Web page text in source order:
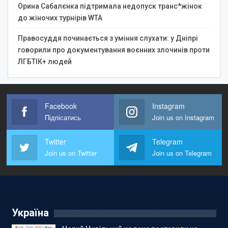
Орина Сабалєнка підтримала недопуск транс*жінок
до жіночих турнірів WTA
Правосуддя починається з уміння слухати: у Дніпрі
говорили про документування воєнних злочинів проти
ЛГБТІК+ людей
Facebook
Підпісатись
Instagram
Join us on Instagram
Twitter
Join us on Twitter
Telegram
Join us on Telegram
Україна